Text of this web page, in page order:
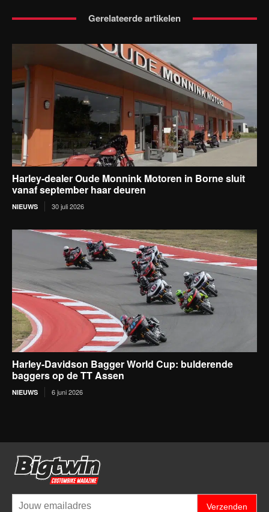
Gerelateerde artikelen
Harley-dealer Oude Monnink Motoren in Borne sluit
vanaf september haar deuren
NIEUWS 30 juli 2026
Harley-Davidson Bagger World Cup: bulderende
baggers op de TT Assen
NIEUWS 6 juni 2026
Verzenden